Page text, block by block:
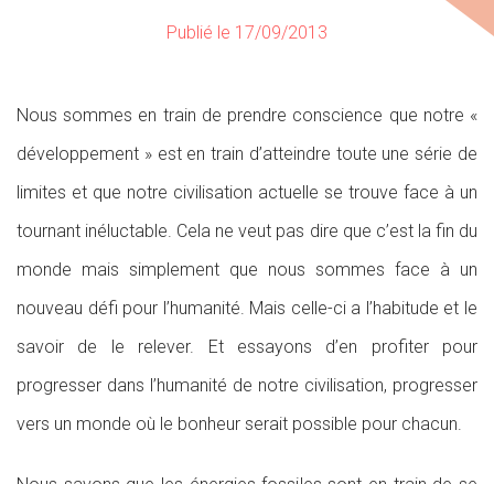
Publié le 17/09/2013
Nous sommes en train de prendre conscience que notre «
développement » est en train d’atteindre toute une série de
limites et que notre civilisation actuelle se trouve face à un
tournant inéluctable. Cela ne veut pas dire que c’est la fin du
monde mais simplement que nous sommes face à un
nouveau défi pour l’humanité. Mais celle-ci a l’habitude et le
savoir de le relever. Et essayons d’en profiter pour
progresser dans l’humanité de notre civilisation, progresser
vers un monde où le bonheur serait possible pour chacun.